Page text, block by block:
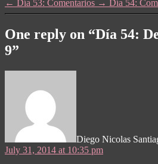
← Día 53: Comentarios → Día 54:
One reply on “Día 54:
9”
Diego Nicolas
July 31, 2014 at 10:35 pm